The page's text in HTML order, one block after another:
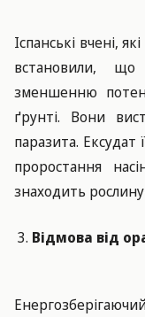
Іспанські вчені,
встановили,
зменшенню
ґрунті. Вони
паразита. Ексудат
проростання
знаходить
Відмова від